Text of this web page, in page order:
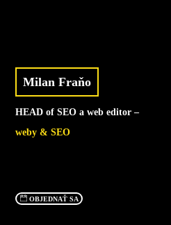
Milan Fraňo
HEAD of SEO a web editor –
weby & SEO
OBJEDNAŤ SA